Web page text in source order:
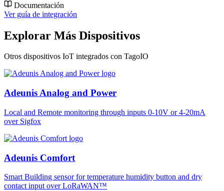
Documentación
Ver guía de integración
Explorar Más Dispositivos
Otros dispositivos IoT integrados con TagoIO
Adeunis Analog and Power
Local and Remote monitoring through inputs 0-10V or 4-20mA
over Sigfox
Adeunis Comfort
Smart Building sensor for temperature humidity button and dry
contact input over LoRaWAN™